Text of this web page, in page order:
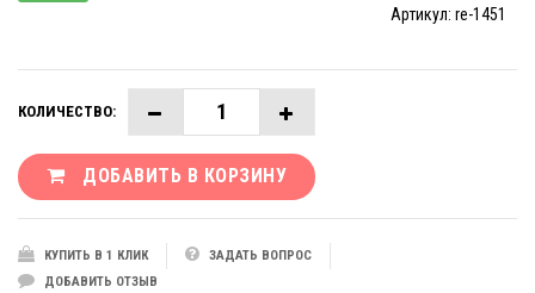
Артикул: re-1451
КОЛИЧЕСТВО:
ДОБАВИТЬ В КОРЗИНУ
КУПИТЬ В 1 КЛИК
ЗАДАТЬ ВОПРОС
ДОБАВИТЬ ОТЗЫВ